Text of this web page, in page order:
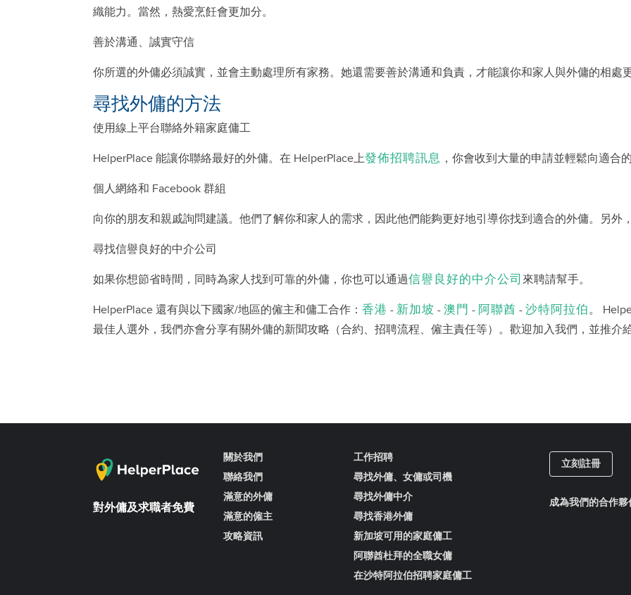
織能力。當然，熱愛烹飪會更加分。
善於溝通、誠實守信
你所選的外傭必須誠實，並會主動處理所有家務。她還需要善於溝通和負責，才能讓你和家人與外傭的相處
尋找外傭的方法
使用線上平台聯絡外籍家庭傭工
HelperPlace 能讓你聯絡最好的外傭。在 HelperPlace上發佈招聘訊息 ，你會收到大量的申請並輕鬆向適合
個人網絡和 Facebook 群組
向你的朋友和親戚詢問建議。他們了解你和家人的需求，因此他們能夠更好地引導你找到適合的外傭。另外
尋找信譽良好的中介公司
如果你想節省時間，同時為家人找到可靠的外傭，你也可以通過信譽良好的中介公司 來聘請幫手。
HelperPlace 還有與以下國家/地區的僱主和傭工合作： 香港 - 新加坡 - 澳門 - 阿聯酋 - 沙特阿拉伯。
最佳人選外，我們亦會分享有關外傭的新聞攻略（合約、招聘流程、僱主責任等）。歡迎加入我們，並推介
對外傭及求職者免費
關於我們
聯絡我們
滿意的外傭
滿意的僱主
攻略資訊
工作招聘
尋找外傭、女傭或司機
尋找外傭中介
尋找香港外傭
新加坡可用的家庭傭工
阿聯酋杜拜的全職女傭
在沙特阿拉伯招聘家庭傭工
立刻註冊
成為我們的合作夥